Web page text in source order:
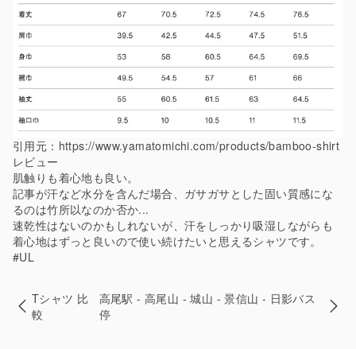
引用元： https://www.yamatomichi.com/products/bamboo-shirt
レビュー
肌触りも着心地も良い。
記事が汗など水分を含んだ場合、ガサガサとした固い質感にな
るのは竹所以なのか否か...
速乾性はないのかもしれないが、汗をしっかり吸湿しながらも
着心地はずっと良いので使い続けたいと思えるシャツです。
#UL
Tシャツ 比
較
高尾駅 - 高尾山 - 城山 - 景信山 - 日影バス
停